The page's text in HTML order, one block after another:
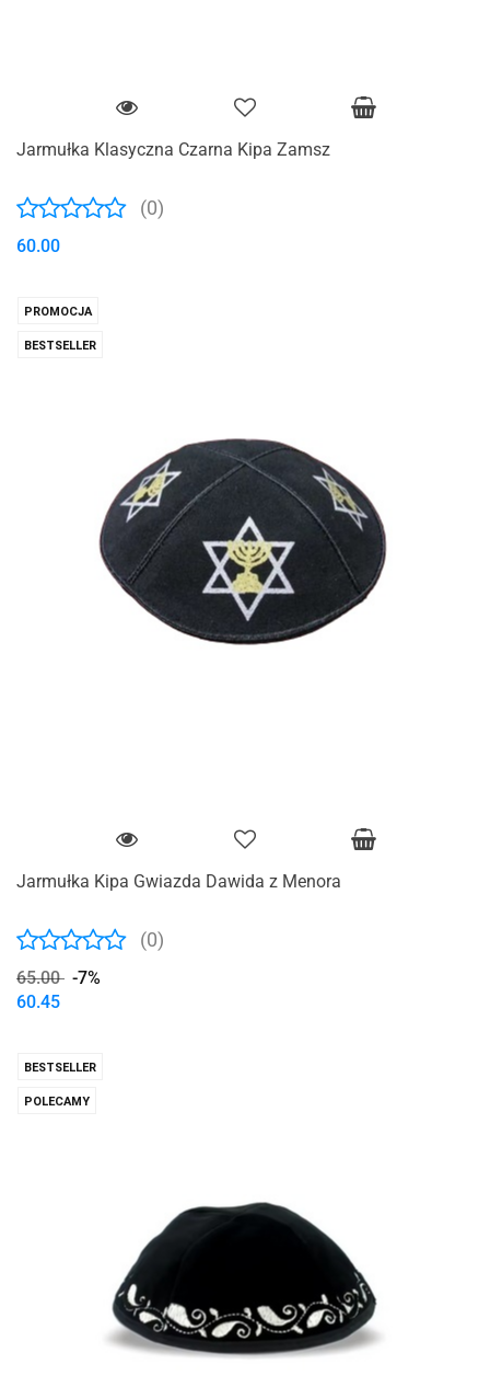
Jarmułka Klasyczna Czarna Kipa Zamsz
(0)
60.00
PROMOCJA
BESTSELLER
Jarmułka Kipa Gwiazda Dawida z Menora
(0)
65.00 -7%
60.45
BESTSELLER
POLECAMY